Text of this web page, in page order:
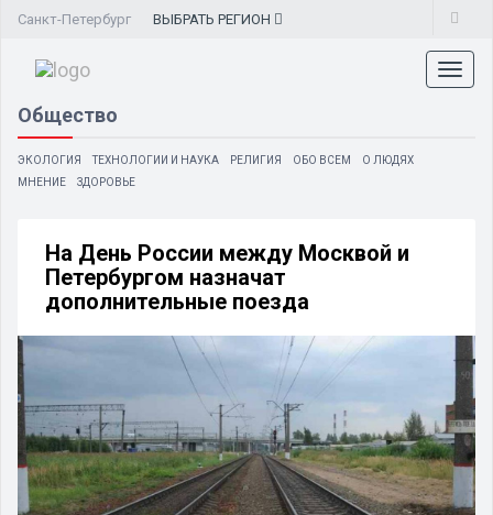
Санкт-Петербург ВЫБРАТЬ РЕГИОН
Общество
ЭКОЛОГИЯ ТЕХНОЛОГИИ И НАУКА РЕЛИГИЯ ОБО ВСЕМ
О ЛЮДЯХ
МНЕНИЕ
ЗДОРОВЬЕ
На День России между Москвой и
Петербургом назначат
дополнительные поезда